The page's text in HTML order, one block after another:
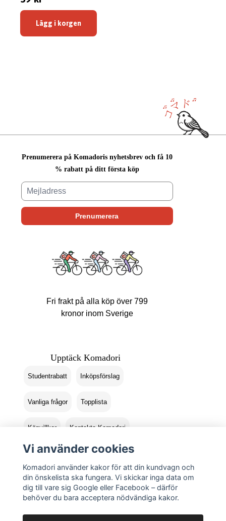
Lägg i korgen
Prenumerera på Komadoris nyhetsbrev och få 10
% rabatt på ditt första köp
Fri frakt på alla köp över 799
kronor inom Sverige
Upptäck Komadori
Studentrabatt Inköpsförslag
Vanliga frågor Topplista
Köpvillkor Kontakta Komadori
Logga in Returer
Vi använder cookies
Komadori använder kakor för att din kundvagn och
din önskelista ska fungera. Vi skickar inga data om
dig till vare sig Google eller Facebook – därför
behöver du bara acceptera nödvändiga kakor.